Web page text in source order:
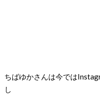
ちばゆかさんは今では
し